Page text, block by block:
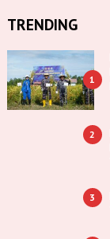
TRENDING
1
2
3